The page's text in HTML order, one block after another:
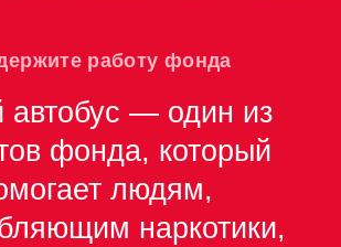
работу фонда
автобус — один из
фонда, который
людям,
наркотики,